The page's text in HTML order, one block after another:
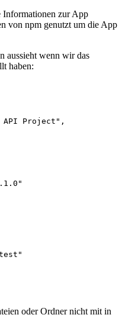
Informationen zur App
von npm genutzt um die App
aussieht wenn wir das
haben:
Project",
oder Ordner nicht mit in